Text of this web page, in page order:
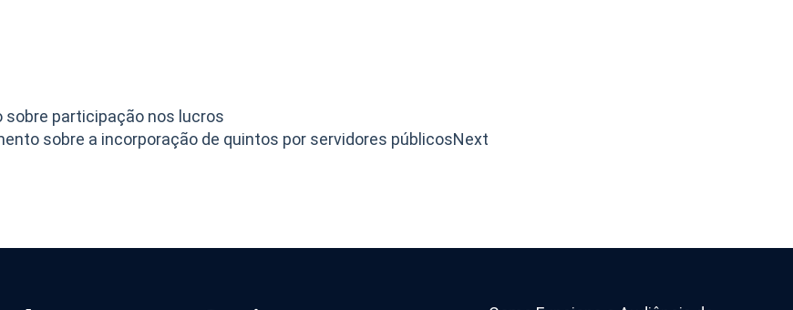
sobre participação nos lucros
sobre a incorporação de quintos por servidores públicosNext